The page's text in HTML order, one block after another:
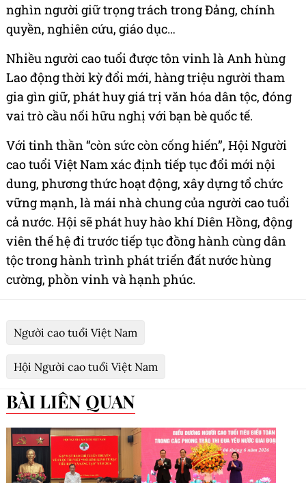
nghìn người giữ trọng trách trong Đảng, chính
quyền, nghiên cứu, giáo dục…
Nhiều người cao tuổi được tôn vinh là Anh hùng
Lao động thời kỳ đổi mới, hàng triệu người tham
gia gìn giữ, phát huy giá trị văn hóa dân tộc, đóng
vai trò cầu nối hữu nghị với bạn bè quốc tế.
Với tinh thần “còn sức còn cống hiến”, Hội Người
cao tuổi Việt Nam xác định tiếp tục đổi mới nội
dung, phương thức hoạt động, xây dựng tổ chức
vững mạnh, là mái nhà chung của người cao tuổi
cả nước. Hội sẽ phát huy hào khí Diên Hồng, động
viên thế hệ đi trước tiếp tục đồng hành cùng dân
tộc trong hành trình phát triển đất nước hùng
cường, phồn vinh và hạnh phúc.
Người cao tuổi Việt Nam
Hội Người cao tuổi Việt Nam
BÀI LIÊN QUAN